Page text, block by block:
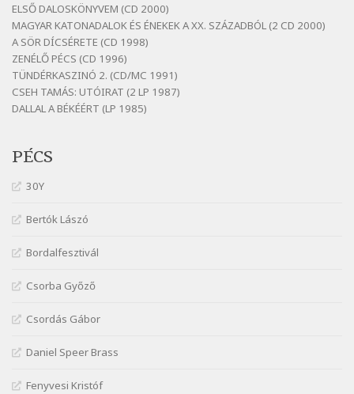
Detlev von Liliencron: Bölcsődal
Szélkiáltó
Fenyvesi Béla: Lesz-e még menedék?
Szélkiáltó
Fenyvesi Béla: Szélkiáltó kánon
Szélkiáltó
Szélkiáltó
Galambosi László: Kalapos
Győri László: Jönnek a törökök
Szélkiáltó
török ellen hadba induló Mátyás királyért
Janus Pannonius: Névváltoztatásáról
Szélkiáltó
ELSŐ DALOSKÖNYVEM (CD 2000)
MAGYAR KATONADALOK ÉS ÉNEKEK A XX. SZÁZADBÓL (2 CD 2000)
A SÖR DÍCSÉRETE (CD 1998)
ZENÉLŐ PÉCS (CD 1996)
TÜNDÉRKASZINÓ 2. (CD/MC 1991)
CSEH TAMÁS: UTÓIRAT (2 LP 1987)
DALLAL A BÉKÉÉRT (LP 1985)
PÉCS
30Y
Bertók Lászó
Bordalfesztivál
Csorba Győző
Csordás Gábor
Daniel Speer Brass
Fenyvesi Kristóf